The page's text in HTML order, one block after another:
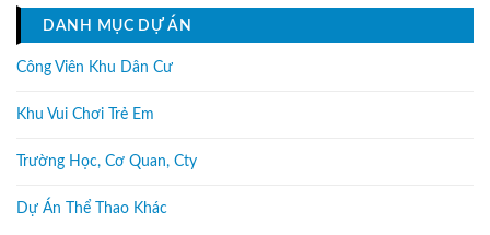
DANH MỤC DỰ ÁN
Công Viên Khu Dân Cư
Khu Vui Chơi Trẻ Em
Trường Học, Cơ Quan, Cty
Dự Án Thể Thao Khác